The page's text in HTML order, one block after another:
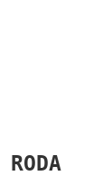
RODA